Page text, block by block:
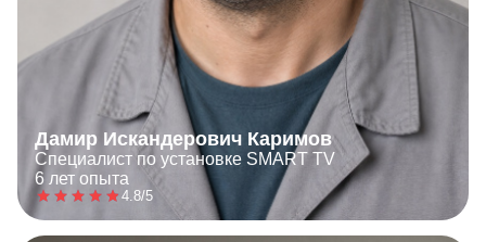
Дамир Искандерович Каримов
Специалист по установке SMART TV
6 лет опыта
4.8/5